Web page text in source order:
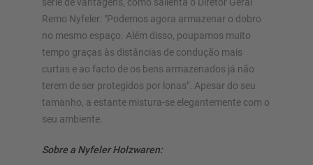
série de vantagens, como salienta o Diretor Geral
Remo Nyfeler: "Podemos agora armazenar o dobro
no mesmo espaço. Além disso, poupamos muito
tempo graças às distâncias de condução mais
curtas e ao facto de os bens armazenados já não
terem de ser protegidos por lonas". Apesar do seu
tamanho, a estante mistura-se elegantemente com o
seu ambiente.
Sobre a Nyfeler Holzwaren: